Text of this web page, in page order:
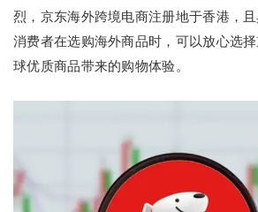
烈，京东海外跨境电商注册地于‌香港，且
消费者在选购海外商品时，可以放心选
球优质商品带来的购物体验。